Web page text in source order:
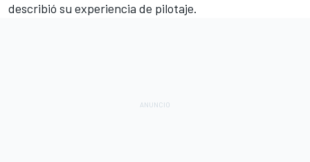
describió su experiencia de pilotaje.